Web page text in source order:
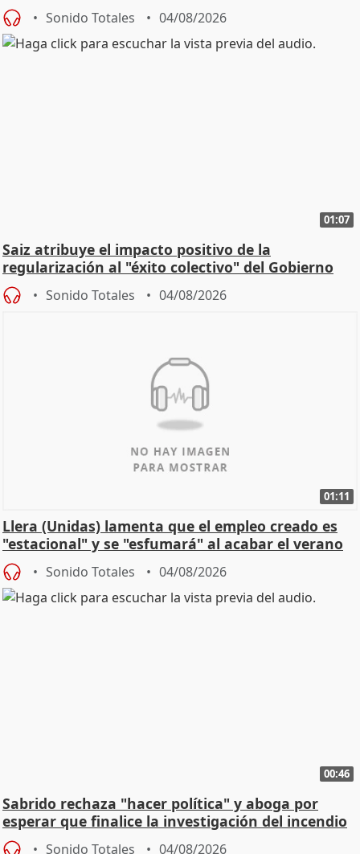
Sonido Totales 04/08/2026
01:07
Saiz atribuye el impacto positivo de la
regularización al "éxito colectivo" del Gobierno
Sonido Totales 04/08/2026
01:11
Llera (Unidas) lamenta que el empleo creado es
"estacional" y se "esfumará" al acabar el verano
Sonido Totales 04/08/2026
00:46
Sabrido rechaza "hacer política" y aboga por
esperar que finalice la investigación del incendio
Sonido Totales 04/08/2026